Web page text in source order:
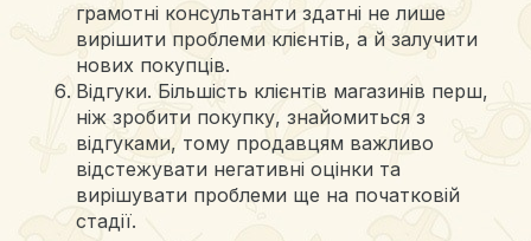
грамотні консультанти здатні не лише
вирішити проблеми клієнтів, а й залучити
нових покупців.
Відгуки. Більшість клієнтів магазинів перш,
ніж зробити покупку, знайомиться з
відгуками, тому продавцям важливо
відстежувати негативні оцінки та
вирішувати проблеми ще на початковій
стадії.